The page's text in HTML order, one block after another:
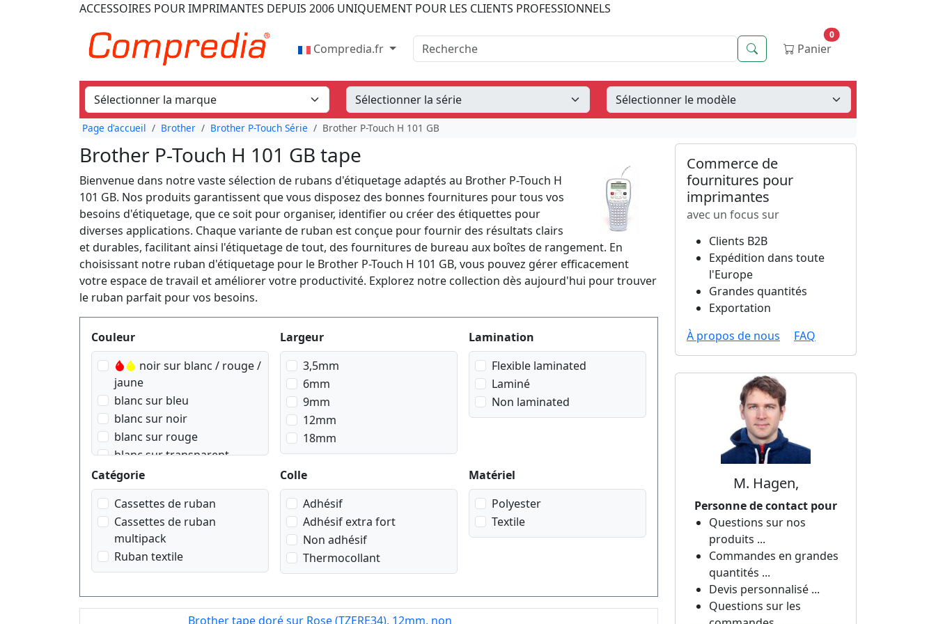
ACCESSOIRES POUR IMPRIMANTES DEPUIS 2006 UNIQUEMENT POUR LES CLIENTS PROFESSIONNELS
Compredia.fr Recherche RecherchePanier
0
Page d'accueil Brother Brother P-Touch Série Brother P-Touch H 101 GB
Brother P-Touch H 101 GB tape
Bienvenue dans notre vaste sélection de rubans d'étiquetage adaptés au Brother P-Touch H
101 GB. Nos produits garantissent que vous disposez des bonnes fournitures pour tous vos
besoins d'étiquetage, que ce soit pour organiser, identifier ou créer des étiquettes pour
diverses applications. Chaque variante de ruban est conçue pour fournir des résultats clairs
et durables, facilitant ainsi l'étiquetage de tout, des fournitures de bureau aux boîtes de rangement. En
choisissant notre ruban d'étiquetage pour le Brother P-Touch H 101 GB, vous pouvez gérer efficacement
votre espace de travail et améliorer votre productivité. Explorez notre collection dès aujourd'hui pour trouver
le ruban parfait pour vos besoins.
Produktfilter
Couleur
noir sur blanc / rouge /
jaune
blanc sur bleu
blanc sur noir
blanc sur rouge
blanc sur transparent
bleu sur blanc
bleu sur transparent
doré sur Rose
doré sur blanc
doré sur bleu navy
doré sur noir
noir sur argent mat
Largeur
3,5mm
6mm
9mm
12mm
18mm
Lamination
Flexible laminated
Laminé
Non laminated
Catégorie
Cassettes de ruban
Cassettes de ruban
multipack
Ruban textile
Colle
Adhésif
Adhésif extra fort
Non adhésif
Thermocollant
Matériel
Polyester
Textile
Brother tape doré sur Rose (TZERE34), 12mm, non
Commerce de
fournitures pour
imprimantes
avec un focus sur
Clients B2B
Expédition dans toute
l'Europe
Grandes quantités
Exportation
À propos de nous
FAQ
M. Hagen,
Personne de contact pour
Questions sur nos
produits ...
Commandes en grandes
quantités ...
Devis personnalisé ...
Questions sur les